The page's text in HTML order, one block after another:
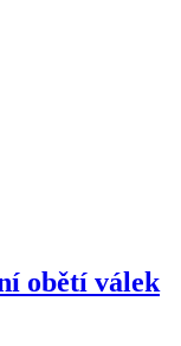
obětí válek